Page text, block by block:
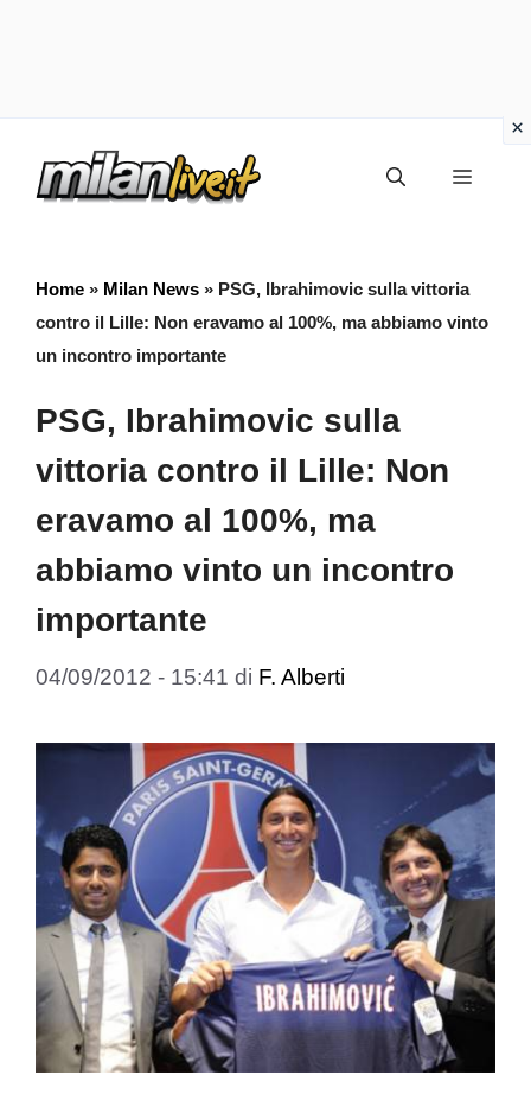
Menu
Home » Milan News » PSG, Ibrahimovic sulla vittoria
contro il Lille: Non eravamo al 100%, ma abbiamo vinto
un incontro importante
PSG, Ibrahimovic sulla
vittoria contro il Lille: Non
eravamo al 100%, ma
abbiamo vinto un incontro
importante
04/09/2012 - 15:41 di F. Alberti